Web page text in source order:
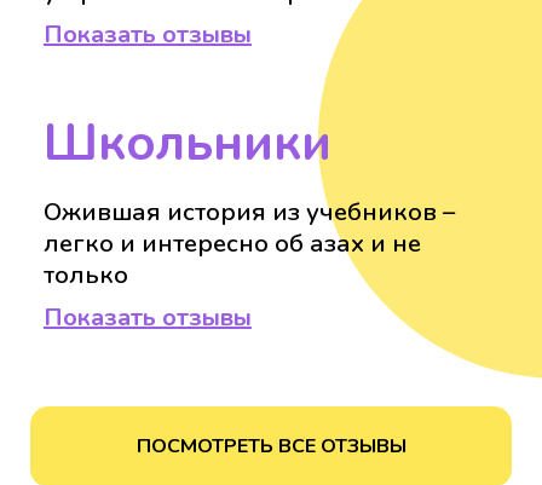
Школьники
Ожившая история из учебников –
легко и интересно об азах и не
только
Показать отзывы
Показать отзывы
ПОСМОТРЕТЬ ВСЕ ОТЗЫВЫ